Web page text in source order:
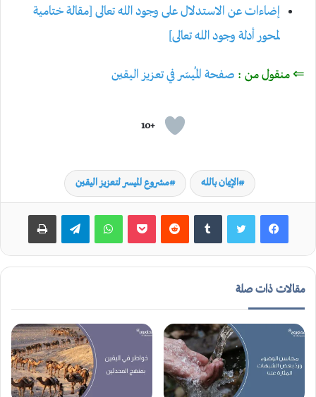
إضاءات عن الاستدلال على وجود الله تعالى [مقالة ختامية
لمحور أدلة وجود الله تعالى]
⇐ منقول من : صفحة المُيسّر في تعزيز اليقين
+10
الإيمان بالله مشروع الميسر لتعزيز اليقين
‏Tumblr
‏Reddit بوكيت واتساب تيلقرام طباعة
مقالات ذات صلة